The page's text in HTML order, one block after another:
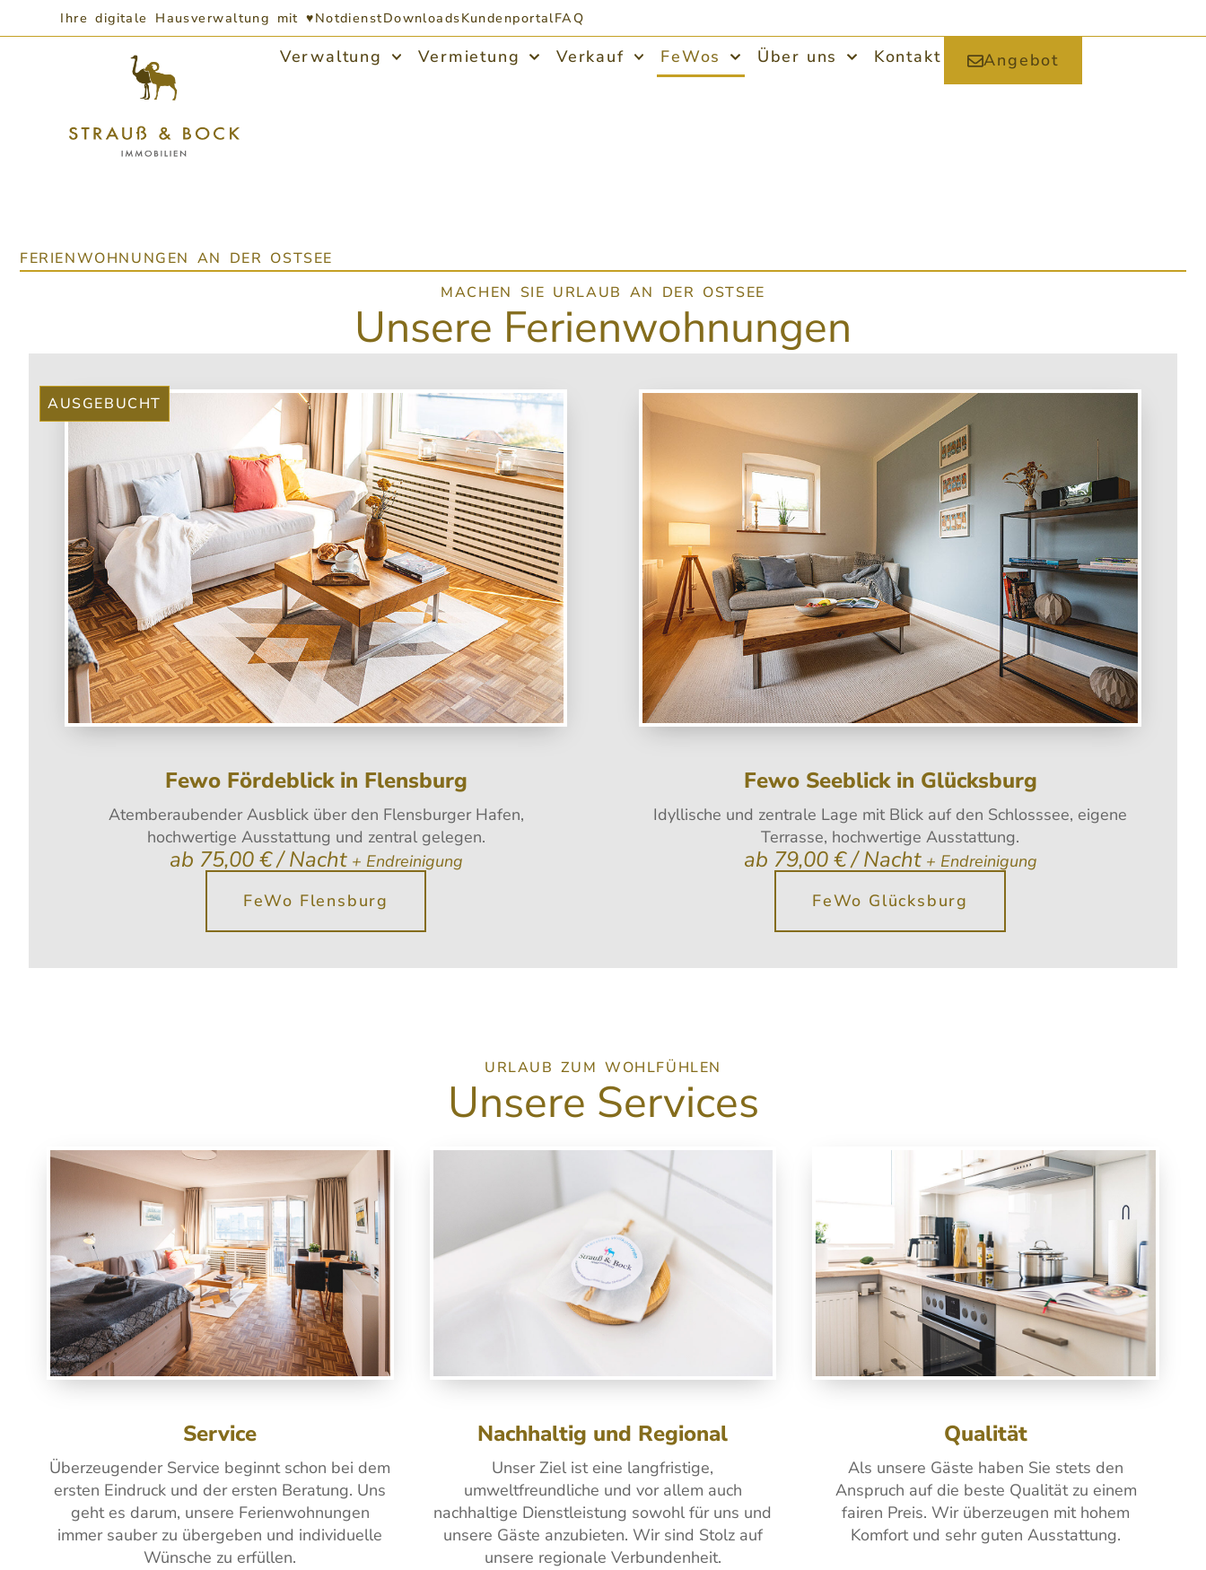
Ihre digitale Hausverwaltung mit ♥NotdienstDownloadsKundenportalFAQ
Verwaltung Vermietung Verkauf FeWos Über uns Kontakt Angebot
FERIENWOHNUNGEN AN DER OSTSEE
MACHEN SIE URLAUB AN DER OSTSEE
Unsere Ferienwohnungen
Fewo Fördeblick in Flensburg
Atemberaubender Ausblick über den Flensburger Hafen,
hochwertige Ausstattung und zentral gelegen.
AUSGEBUCHT
ab 75,00 € / Nacht + Endreinigung
FeWo Flensburg
Fewo Seeblick in Glücksburg
Idyllische und zentrale Lage mit Blick auf den Schlosssee, eigene
Terrasse, hochwertige Ausstattung.
ab 79,00 € / Nacht + Endreinigung
FeWo Glücksburg
URLAUB ZUM WOHLFÜHLEN
Unsere Services
Service
Überzeugender Service beginnt schon bei dem
ersten Ein­druck und der ersten Beratung. Uns
geht es darum, unsere Ferienwohnungen
immer sauber zu übergeben und indivi­duelle
Wünsche zu erfüllen.
Nachhaltig und Regional
Unser Ziel ist eine langfristige,
umweltfreundliche und vor allem auch
nachhaltige Dienstleistung sowohl für uns und
unsere Gäste anzu­bieten. Wir sind Stolz auf
unsere regionale Verbundenheit.
Qualität
Als unsere Gäste haben Sie stets den
Anspruch auf die beste Qualität zu einem
fairen Preis. Wir überzeugen mit hohem
Komfort und sehr guten Ausstattung.